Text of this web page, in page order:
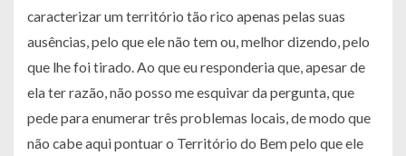
caracterizar um território tão rico apenas pelas suas
ausências, pelo que ele não tem ou, melhor dizendo, pelo
que lhe foi tirado. Ao que eu responderia que, apesar de
ela ter razão, não posso me esquivar da pergunta, que
pede para enumerar três problemas locais, de modo que
não cabe aqui pontuar o Território do Bem pelo que ele